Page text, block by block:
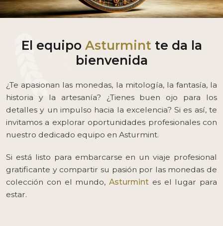
El equipo Asturmintte da la
bienvenida
¿Te apasionan las monedas, la mitología, la fantasía, la
historia y la artesanía? ¿Tienes buen ojo para los
detalles y un impulso hacia la excelencia? Si es así, te
invitamos a explorar oportunidades profesionales con
nuestro dedicado equipo en Asturmint.
Si está listo para embarcarse en un viaje profesional
gratificante y compartir su pasión por las monedas de
colección con el mundo, Asturmint es el lugar para
estar.